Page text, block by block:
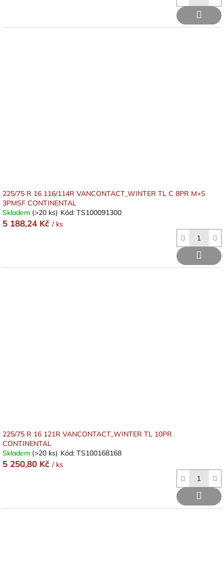
225/75 R 16 116/114R VANCONTACT_WINTER TL C 8PR M+S
3PMSF CONTINENTAL
Skladem (>20 ks) Kód: TS100091300
5 188,24 Kč / ks
225/75 R 16 121R VANCONTACT_WINTER TL 10PR
CONTINENTAL
Skladem (>20 ks) Kód: TS100168168
5 250,80 Kč / ks